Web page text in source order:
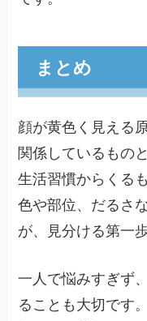
まとめ
顔が黄色く見える
関係しているもの
生活習慣からくる
色や部位、だるさ
が、見分ける第一
一人で悩みすぎず
ることも大切です